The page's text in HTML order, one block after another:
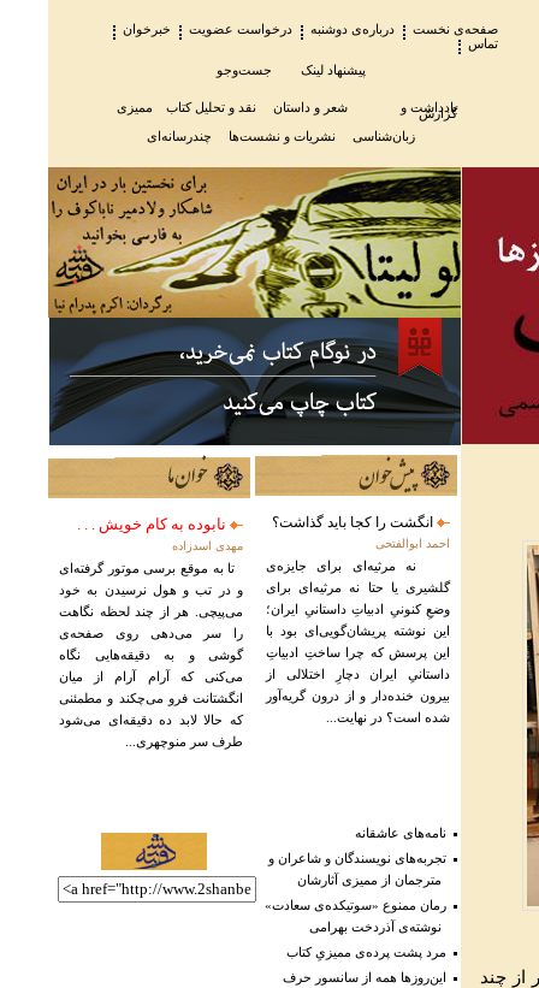
صفحه‏‌ی نخست درباره‌ی دوشنبه درخواست عضویت
خبرخوان
تماس
پیشنهاد لینک
جست‌وجو
ممیزی نقد و تحلیل کتاب شعر و داستان یادداشت و
گزارش
زبان‌شناسی نشریات و نشست‌ها چندرسانه‌ای
از چند
انگشت را کجا باید گذاشت؟
احمد ابوالفتحی
نه مرثیه‌ای برای جایزه‌ی
گلشیری یا حتا نه مرثیه‌ای برای
وضعِ کنونیِ ادبیاتِ داستانیِ ایران؛
این نوشته پریشان‌گویی‌ای بود با
این پرسش که چرا ساختِ ادبیاتِ
داستانیِ ایران دچارِ اختلالی از
بیرون خنده‌دار و از درون گریه‌آور
شده است؟ در نهایت...
نابوده به کام خویش . . .
مهدی اسدزاده
تا به موقع برسی موتور گرفته‌ای
و در تب و هول نرسیدن به خود
می‌پیچی. هر از چند لحظه نگاهت
را سر می‌دهی روی صفحه‌ی
گوشی و به دقیقه‌هایی نگاه
می‌کنی که آرام آرام از میان
انگشتانت فرو می‌چکند و مطمئنی
که حالا لابد ده دقیقه‌ای می‌شود
طرف سر منوچهری...
نامه‌های عاشقانه
تجربه‌های نویسندگان و شاعران و
مترجمان از ممیزی آثارشان
رمان ممنوع «سوتیکده‌ی سعادت»
نوشته‌ی آذردخت بهرامی
مرد پشت پرده‌ی ممیزیِ کتاب
این‌روزها همه از سانسور حرف